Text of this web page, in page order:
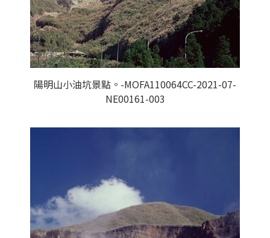
陽明山小油坑景點。-MOFA110064CC-2021-07-
NE00161-003